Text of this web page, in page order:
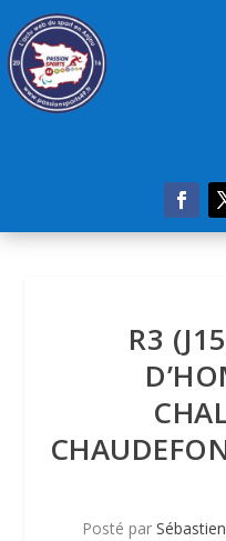
R3
Posté par Sébastien